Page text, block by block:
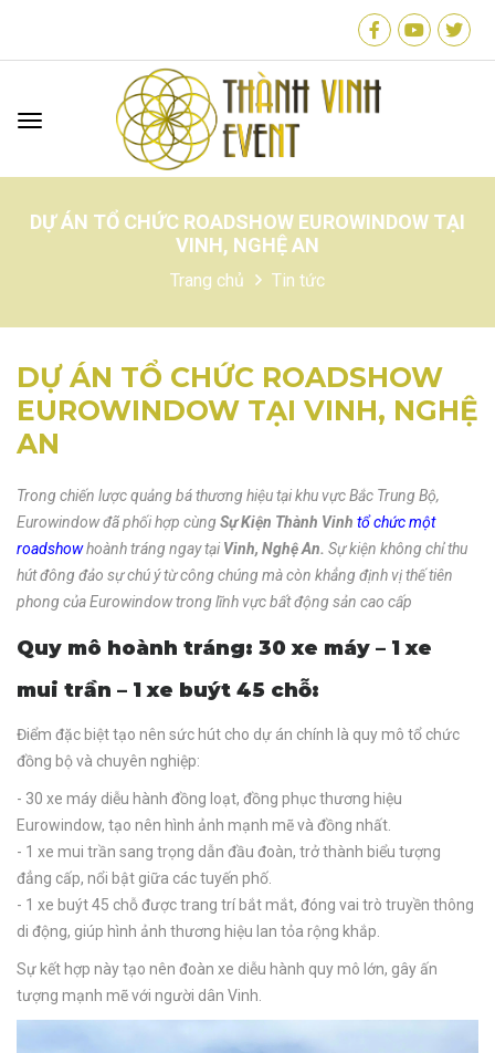
Menu mobile
DỰ ÁN TỔ CHỨC ROADSHOW EUROWINDOW TẠI
VINH, NGHỆ AN
Trang chủ Tin tức
DỰ ÁN TỔ CHỨC ROADSHOW
EUROWINDOW TẠI VINH, NGHỆ
AN
Trong chiến lược quảng bá thương hiệu tại khu vực Bắc Trung Bộ,
Eurowindow đã phối hợp cùng Sự Kiện Thành Vinh tổ chức một
roadshowhoành tráng ngay tại Vinh, Nghệ An. Sự kiện không chỉ thu
hút đông đảo sự chú ý từ công chúng mà còn khẳng định vị thế tiên
phong của Eurowindow trong lĩnh vực bất động sản cao cấp
Quy mô hoành tráng: 30 xe máy – 1 xe
mui trần – 1 xe buýt 45 chỗ:
Điểm đặc biệt tạo nên sức hút cho dự án chính là quy mô tổ chức
đồng bộ và chuyên nghiệp:
- 30 xe máy diễu hành đồng loạt, đồng phục thương hiệu
Eurowindow, tạo nên hình ảnh mạnh mẽ và đồng nhất.
- 1 xe mui trần sang trọng dẫn đầu đoàn, trở thành biểu tượng
đẳng cấp, nổi bật giữa các tuyến phố.
- 1 xe buýt 45 chỗ được trang trí bắt mắt, đóng vai trò truyền thông
di động, giúp hình ảnh thương hiệu lan tỏa rộng khắp.
Sự kết hợp này tạo nên đoàn xe diễu hành quy mô lớn, gây ấn
tượng mạnh mẽ với người dân Vinh.